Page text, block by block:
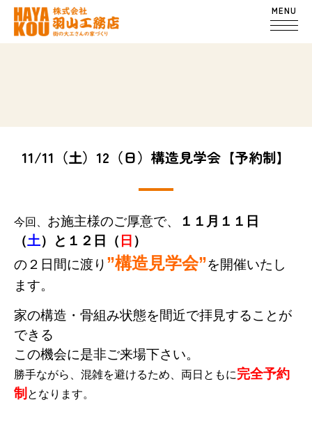
MENU
11/11（土）12（日）構造見学会【予約制】
今回、 お施主様のご厚意で、 １１ 月１１日
（土）と１２日（ 日 ）
の ２日間に渡り ”構造見学会”を開催いたし
ます。
家の構造・骨組み状態を間近で拝見することが
できる
この機会に是非ご来場下さい。
勝手ながら、混雑を避けるため、両日ともに完全予約
制 となります。